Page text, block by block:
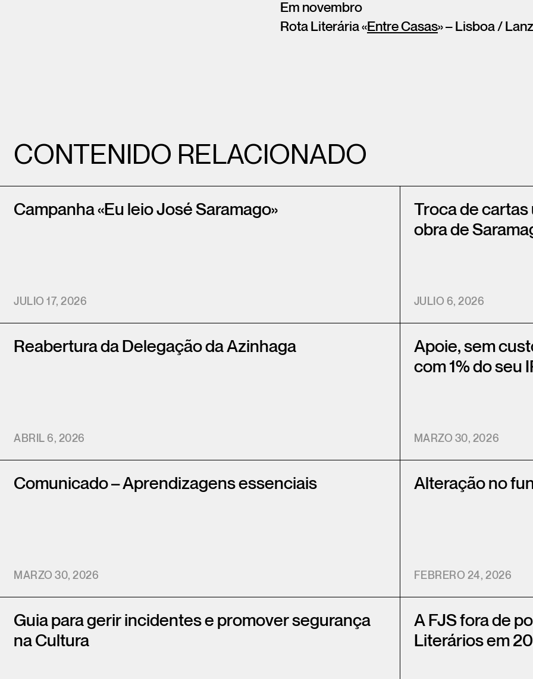
Em novembro
Rota Literária «Entre Casas» – Lisboa /
CONTENIDO RELACIONADO
Campanha «Eu leio José Saramago»
JULIO 17, 2026
Troca de cartas
obra de
JULIO 6, 2026
Reabertura da Delegação da Azinhaga
ABRIL 6, 2026
Apoie, sem
com 1% do seu
MARZO 30, 2026
Comunicado – Aprendizagens essenciais
MARZO 30, 2026
Alteração no
FEBRERO 24, 2026
Guia para gerir incidentes e promover segurança
na Cultura
A FJS fora de
Literários em